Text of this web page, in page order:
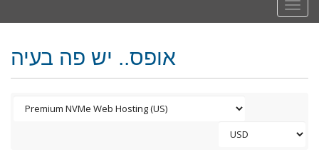
Toggle
אופס.. יש פה בעיה